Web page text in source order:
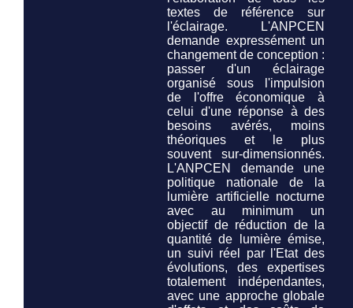
textes de référence sur
l'éclairage. L'ANPCEN
demande expressément un
changement de conception :
passer d'un éclairage
organisé sous l'impulsion
de l'offre économique à
celui d'une réponse à des
besoins avérés, moins
théoriques et le plus
souvent sur-dimensionnés.
L'ANPCEN demande une
politique nationale de la
lumière artificielle nocturne
avec au minimum un
objectif de réduction de la
quantité de lumière émise,
un suivi réel par l'Etat des
évolutions, des expertises
totalement indépendantes,
avec une approche globale